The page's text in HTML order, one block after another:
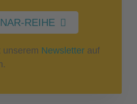
REIHE
unserem Newsletter auf